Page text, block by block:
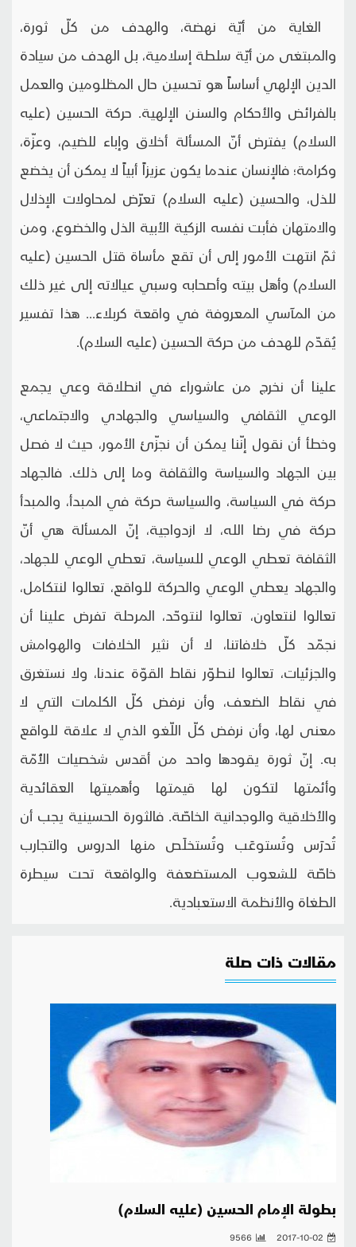
الغاية من أيّة نهضة، والهدف من كلّ ثورة،
والمبتغى من أيّة سلطة إسلامية، بل الهدف من سيادة
الدين الإلهي أساساً هو تحسين حال المظلومين والعمل
بالفرائض والأحكام والسنن الإلهية. حركة الحسين (علیه
السلام) يفترض أنّ المسألة أخلاق وإباء للضيم، وعزّة،
وكرامة؛ فالإنسان عندما يكون عزيزاً أبياً لا يمكن أن يخضع
للذل، والحسين (علیه السلام) تعرّض لمحاولات الإذلال
والامتهان فأبت نفسه الزكية الأبية الذل والخضوع، ومن
ثمّ انتهت الأمور إلى أن تقع مأساة قتل الحسين (علیه
السلام) وأهل بيته وأصحابه وسبي عيالاته إلى غير ذلك
من المآسي المعروفة في واقعة كربلاء... هذا تفسير
يُقدّم للهدف من حركة الحسين (علیه السلام).
علینا أن نخرج من عاشوراء في انطلاقة وعي يجمع
الوعي الثقافي والسياسي والجهادي والاجتماعي،
وخطأ أن نقول إنّنا يمكن أن نجزّئ الأمور، حيث لا فصل
بين الجهاد والسياسة والثقافة وما إلى ذلك. فالجهاد
حركة في السياسة، والسياسة حركة في المبدأ، والمبدأ
حركة في رضا الله، لا ازدواجية، إنّ المسألة هي أنّ
الثقافة تعطي الوعي للسياسة، تعطي الوعي للجهاد،
والجهاد يعطي الوعي والحركة للواقع، تعالوا لنتكامل،
تعالوا لنتعاون، تعالوا لنتوحّد، المرحلة تفرض علينا أن
نجمّد كلّ خلافاتنا، لا أن نثير الخلافات والهوامش
والجزئيات، تعالوا لنطوّر نقاط القوّة عندنا، ولا نستغرق
في نقاط الضعف، وأن نرفض كلّ الكلمات التي لا
معنى لها، وأن نرفض كلّ اللّغو الذي لا علاقة للواقع
به. إنّ ثورة يقودها واحد من أقدس شخصيات الأُمّة
وأئمتها لتكون لها قيمتها وأهميتها العقائدية
والأخلاقية والوجدانية الخاصّة. فالثورة الحسينية يجب أن
تُدرَس وتُستوعَب وتُستخلَص منها الدروس والتجارب
خاصّة للشعوب المستضعفة والواقعة تحت سيطرة
الطغاة والأنظمة الاستعبادية.
مقالات ذات صلة
بطولة الإمام الحسين (عليه السلام)
2017-10-02
9566